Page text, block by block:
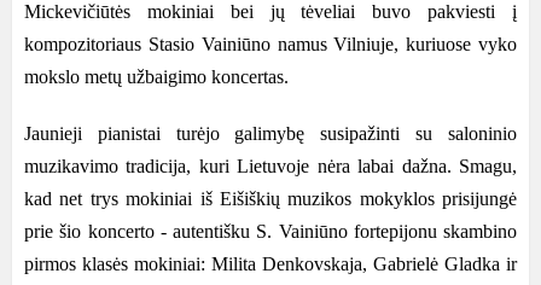
Mickevičiūtės mokiniai bei jų tėveliai buvo pakviesti į
kompozitoriaus Stasio Vainiūno namus Vilniuje,kuriuose vyko
mokslo metų užbaigimo koncertas.
Jaunieji pianistai turėjo galimybę susipažinti su saloninio
muzikavimo tradicija, kuri Lietuvoje nėra labai dažna. Smagu,
kad net trys mokiniai iš Eišiškių muzikos mokyklos prisijungė
prie šio koncerto- autentišku S. Vainiūno fortepijonu skambino
pirmos klasės mokiniai: Milita Denkovskaja, Gabrielė Gladka ir